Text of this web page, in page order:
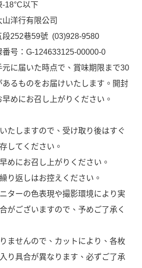
18°C以下
洋行有限公司
段252巷59號 (03)928-9580
番号：G-124633125-00000-0
元に届いた時点で、賞味期限まで30
あるものをお届けいたします。開封
めにお召し上がりください。
たしますので、受け取り後はすぐ
してください。
めにお召し上がりください。
り返しはお控えください。
ターの色表現や撮影環境により実
がございますので、予めご了承く
ませんので、カットにより、各枚
り具合が異なります、必ずご了承